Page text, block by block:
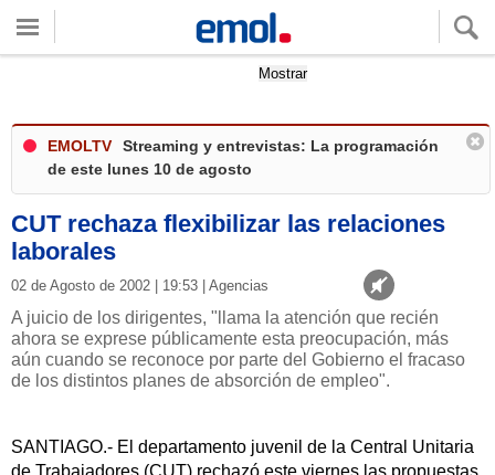
Mostrar
EMOLTV
Streaming y entrevistas: La programación
de este lunes 10 de agosto
CUT rechaza flexibilizar las relaciones
laborales
02 de Agosto de 2002 | 19:53 | Agencias
A juicio de los dirigentes, "llama la atención que recién
ahora se exprese públicamente esta preocupación, más
aún cuando se reconoce por parte del Gobierno el fracaso
de los distintos planes de absorción de empleo".
SANTIAGO.- El departamento juvenil de la Central Unitaria
de Trabajadores (CUT) rechazó este viernes las propuestas